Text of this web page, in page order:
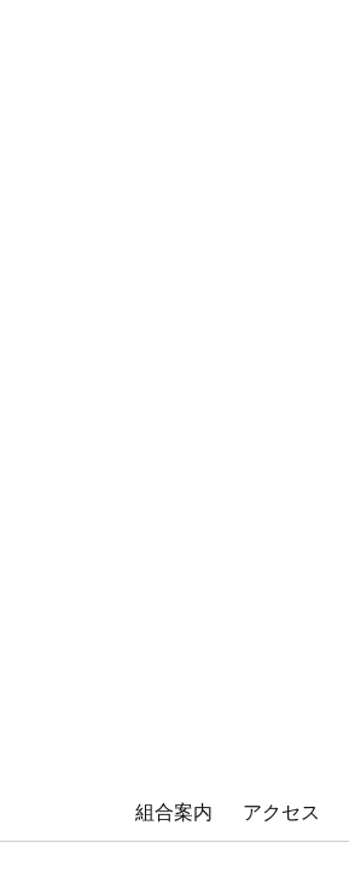
組合案内 アクセス